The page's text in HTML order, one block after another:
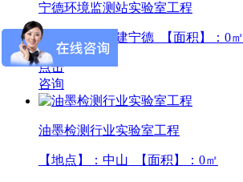
宁德环境监测站实验室工程
【地点】：福建宁德 【面积】： 0㎡
点击
咨询
油墨检测行业实验室工程
【地点】：中山 【面积】： 0㎡